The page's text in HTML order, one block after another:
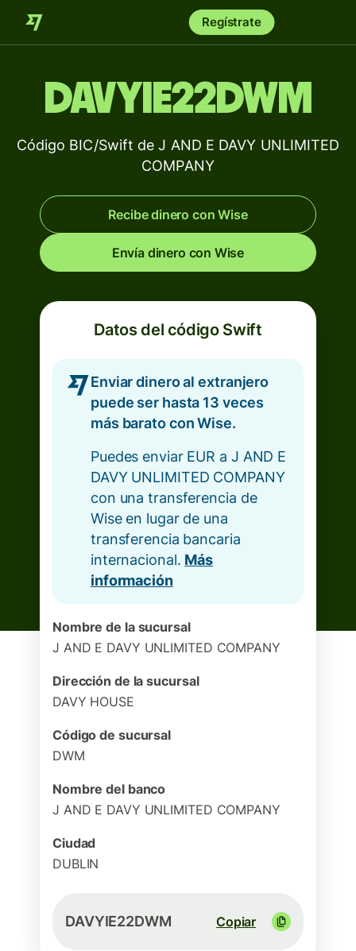
Regístrate
DAVYIE22DWM
Código BIC/Swift de J AND E DAVY UNLIMITED
COMPANY
Recibe dinero con Wise
Envía dinero con Wise
Datos del código Swift
Enviar dinero al extranjero
puede ser hasta 13 veces
más barato con Wise.
Puedes enviar EUR a J AND E
DAVY UNLIMITED COMPANY
con una transferencia de
Wise en lugar de una
transferencia bancaria
internacional. Más
información
Nombre de la sucursal
J AND E DAVY UNLIMITED COMPANY
Dirección de la sucursal
DAVY HOUSE
Código de sucursal
DWM
Nombre del banco
J AND E DAVY UNLIMITED COMPANY
Ciudad
DUBLIN
DAVYIE22DWM Copiar